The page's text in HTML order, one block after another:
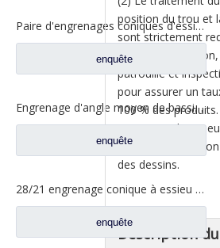
Paire d'engrenages coniques d'essieu arrière 18/27 pour pièces de rechange de camion Ankai & BENZ Foton Auman HFF2402040/41CK1BZ
enquête
Engrenage d'angle moyen de bassin de pont pour les pièces de rechange 42104456 de camion de SAIC Hongyan
enquête
28/21 engrenage conique à essieu moyen pour essieu Ankai essieu Benz Foton Auman pièces de rechange de camion HFF2502038/39CK1BZ
enquête
position du trou et
sont strictement
(3) Auto-
patrouille et
pour assurer un
100 % des produits.
(4) Les produits
personnalisés
des dessins.
Description